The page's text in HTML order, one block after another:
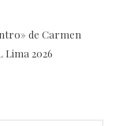
de Carmen
Lima 2026